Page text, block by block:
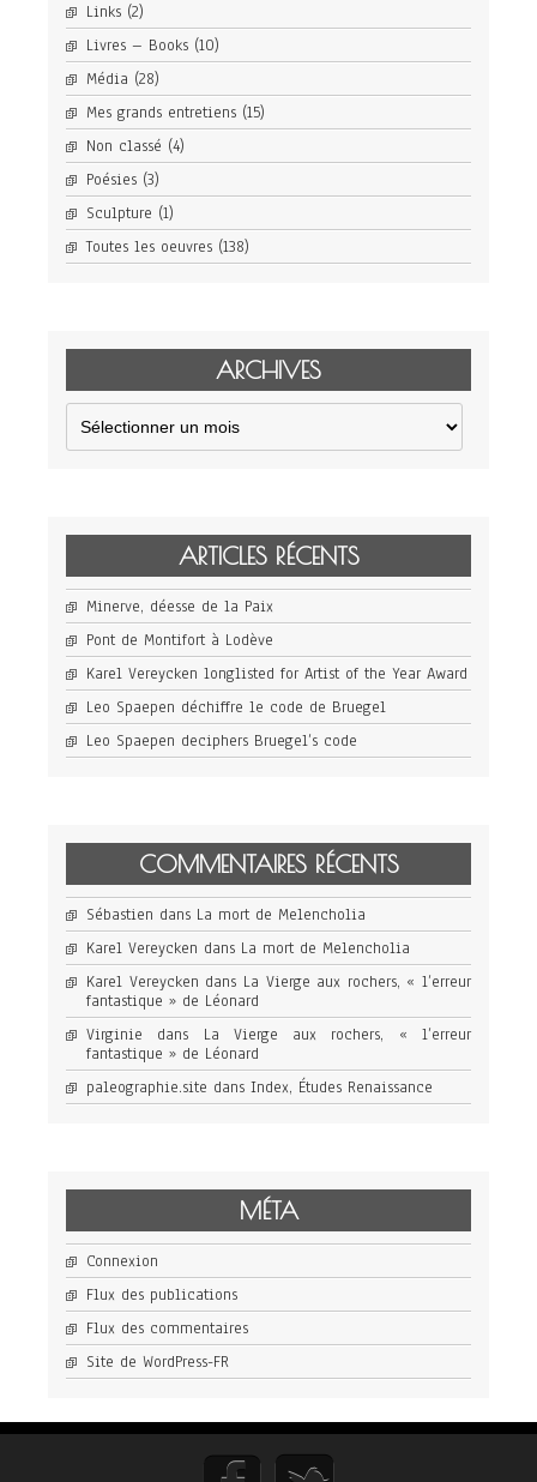
Links (2)
Livres – Books (10)
Média (28)
Mes grands entretiens (15)
Non classé (4)
Poésies (3)
Sculpture (1)
Toutes les oeuvres (138)
ARCHIVES
Archives
ARTICLES RÉCENTS
Minerve, déesse de la Paix
Pont de Montifort à Lodève
Karel Vereycken longlisted for Artist of the Year Award
Leo Spaepen déchiffre le code de Bruegel
Leo Spaepen deciphers Bruegel’s code
COMMENTAIRES RÉCENTS
Sébastien dans La mort de Melencholia
Karel Vereycken dans La mort de Melencholia
Karel Vereycken dans La Vierge aux rochers, « l’erreur
fantastique » de Léonard
Virginie dans La Vierge aux rochers, « l’erreur
fantastique » de Léonard
paleographie.site dans Index, Études Renaissance
MÉTA
Connexion
Flux des publications
Flux des commentaires
Site de WordPress-FR